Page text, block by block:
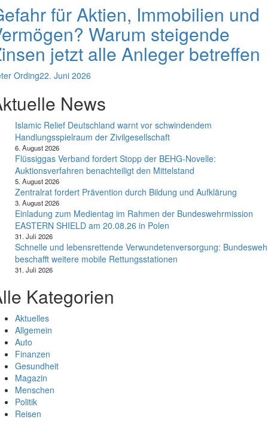
für Aktien, Immobilien und
Warum steigende
jetzt alle Anleger betreffen
Ording22. Juni 2026
News
Islamic Relief Deutschland warnt vor schwindendem
Handlungsspielraum der Zivilgesellschaft
6. August 2026
Flüssiggas Verband fordert Stopp der BEHG-Novelle:
Auktionsverfahren benachteiligt den Mittelstand
5. August 2026
Zentralrat fordert Prävention durch Bildung und Aufklärung
3. August 2026
Einladung zum Medientag im Rahmen der Bundeswehrmission
EASTERN SHIELD am 20.08.26 in Polen
31. Juli 2026
Schnelle und lebensrettende Verwundetenversorgung:
beschafft weitere mobile Rettungsstationen
31. Juli 2026
Kategorien
Aktuelles
Allgemein
Auto
Finanzen
Gesundheit
Magazin
Menschen
Politik
Reisen